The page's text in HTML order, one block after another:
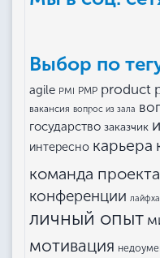
Выбор по
agile PMI PMP product
вакансия вопрос из зала
государство заказчик
интересно карьера
команда проекта
конференции
личный опыт
мотивация